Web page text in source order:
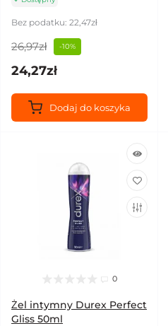
Bez podatku: 22,47zł
26,97zł -10%
24,27zł
Dodaj do koszyka
0
Żel intymny Durex Perfect
Gliss 50ml